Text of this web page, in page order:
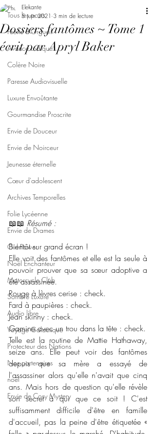
Tous les posts
Féerie d'Orgueil
Avarice Ludique
Colère Noire
Paresse Audiovisuelle
Luxure Envoûtante
Gourmandise Proscrite
Envie de Douceur
Envie de Noirceur
Jeunesse éternelle
Cœur d'adolescent
Archives Temporelles
Folie Lycéenne
Envie de Drames
Girl Power
Noël Enchanteur
Motorcycle Club
Sombre Luxure
Audio libre
Voyage Galactique
Protecteur des Nations
Nos partenaires
noêl
Envie de Cosy Mystery
Dossiers fantômes ~ Tome 1
écrit par Apryl Baker
Elekante
5 juin 2021 3 min de lecture
📖📖 Résumé :
Bientôt sur grand écran !
Elle voit des fantômes et elle est la seule à
pouvoir prouver que sa sœur adoptive a
été assassinée.
Rouge à lèvres cerise : check.
Fard à paupières : check.
Jean skinny : check.
Gamine avec un trou dans la tête : check.
Telle est la routine de Mattie Hathaway,
seize ans. Elle peut voir des fantômes
depuis que sa mère a essayé de
l'assassiner alors qu'elle n'avait que cinq
ans. Mais hors de question qu'elle révèle
son secret à qui que ce soit ! C'est
suffisamment difficile d'être en famille
d'accueil, pas la peine d'être étiquetée «